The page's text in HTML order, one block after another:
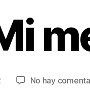
No hay